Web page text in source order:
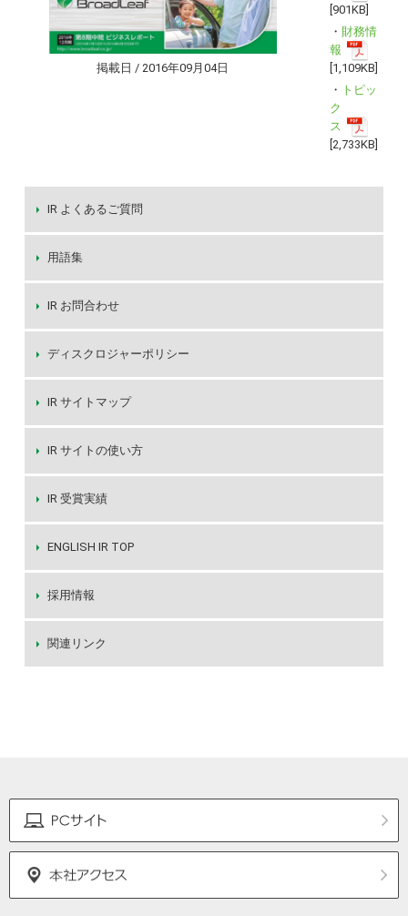
掲載日 / 2016年09月04日
[901KB]
・ 財務情
報
[1,109KB]
・ トピッ
ク
ス
[2,733KB]
IR よくあるご質問
用語集
IR お問合わせ
ディスクロジャーポリシー
IR サイトマップ
IR サイトの使い方
IR 受賞実績
ENGLISH IR TOP
採用情報
関連リンク